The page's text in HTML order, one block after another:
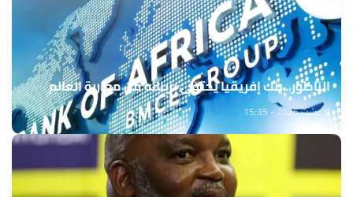
الناظور.. بنك إفريقيا يحتفي بزبنائه من مغاربة العالم
8 غشت 2026 - 15:35